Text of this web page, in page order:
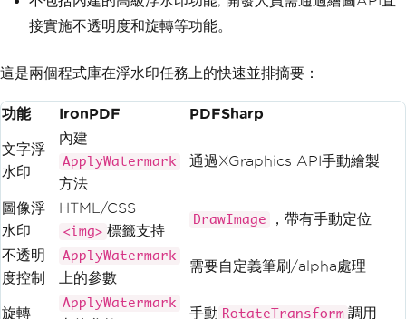
接實施不透明度和旋轉等功能。
這是兩個程式庫在浮水印任務上的快速並排摘要：
功能 IronPDF PDFSharp
文字浮
水印
內建
ApplyWatermark
方法
通過XGraphics API手動繪製
圖像浮
水印
HTML/CSS
<img> 標籤支持
DrawImage ，帶有手動定位
不透明
度控制
ApplyWatermark
上的參數
需要自定義筆刷/alpha處理
旋轉
ApplyWatermark
手動 RotateTransform 調用